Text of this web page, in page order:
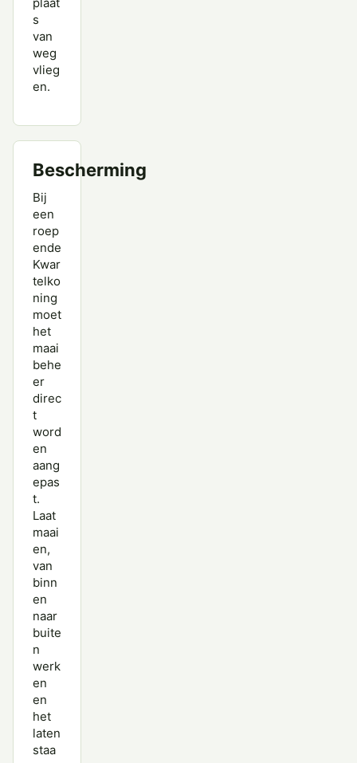
s
van
weg
vlieg
en.
Bescherming
Bij
een
roep
ende
Kwar
telko
ning
moet
het
maai
behe
er
direc
t
word
en
aang
epas
t.
Laat
maai
en,
van
binn
en
naar
buite
n
werk
en
en
het
laten
staa